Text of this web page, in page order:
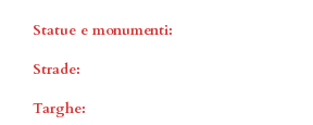
Statue e monumenti:
Strade:
Targhe: